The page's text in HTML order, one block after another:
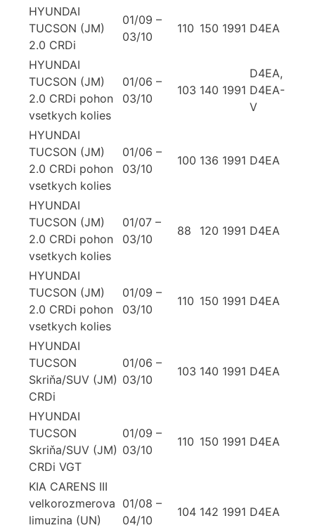
HYUNDAI
TUCSON (JM)
2.0 CRDi
01/09 –
03/10
110 150 1991 D4EA
HYUNDAI
TUCSON (JM)
2.0 CRDi pohon
vsetkych kolies
01/06 –
03/10
103 140 1991
D4EA,
D4EA-
V
HYUNDAI
TUCSON (JM)
2.0 CRDi pohon
vsetkych kolies
01/06 –
03/10
100 136 1991 D4EA
HYUNDAI
TUCSON (JM)
2.0 CRDi pohon
vsetkych kolies
01/07 –
03/10
88 120 1991 D4EA
HYUNDAI
TUCSON (JM)
2.0 CRDi pohon
vsetkych kolies
01/09 –
03/10
110 150 1991 D4EA
HYUNDAI
TUCSON
Skriňa/SUV (JM)
CRDi
01/06 –
03/10
103 140 1991 D4EA
HYUNDAI
TUCSON
Skriňa/SUV (JM)
CRDi VGT
01/09 –
03/10
110 150 1991 D4EA
KIA CARENS III
velkorozmerova
limuzina (UN)
01/08 –
04/10
104 142 1991 D4EA